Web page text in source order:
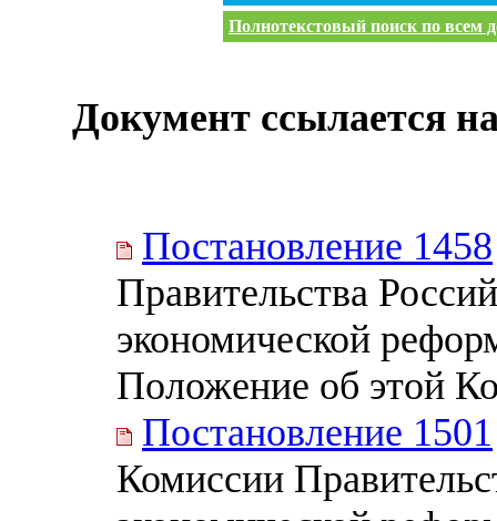
Полнотекстовый поиск по всем
Документ ссылается
Постановление 1458
Правительства
экономической
Положение об этой
Постановление 1501
Комиссии